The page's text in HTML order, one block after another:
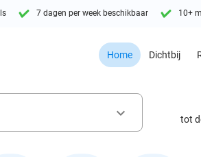
7 dagen per week beschikbaar 10+
Home Dichtbij
keyboard_arrow_down tot